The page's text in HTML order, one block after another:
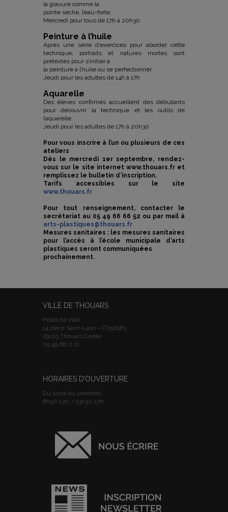
la gravure comme la
pointe sèche, l’eau-forte…
Mercredi pour tous de 17h à 20h30
Peinture à l’huile
Après une série d’exercices pour aborder cette
technique, portraits et natures mortes sont
prétextes pour s’initier à
la peinture à l’huile ou se perfectionner.
Jeudi pour les adultes de 14h à 17h
Aquarelle
Des élèves confirmés accueillent des débutants
pour découvrir la technique et les outils de
l’aquarelle.
Jeudi pour les adultes de 17h à 20h30
Pour vous inscrire à l’un ou plusieurs de ces
ateliers
Dès le mercredi 1er septembre, rendez-
vous sur le site internet www.thouars.fr et
remplissez le bulletin d’inscription.
Tarifs accessibles sur le site
www.thouars.fr
Pour tout renseignement, contacter le
secrétariat au 05 49 66 66 52 ou par mail à
arts-plastiques@thouars.fr
Mesures sanitaires : les mesures sanitaires
pour l’accès à l’école municipale d’arts
plastiques seront communiquées
prochainement.
VILLE DE THOUARS
Hôtel de Ville
14 place Saint-Laon – CS50183
79103 Thouars Cedex
05.49.68.11.11
HORAIRES D’OUVERTURE
Du lundi au vendredi :
8h30-12h / 13h30-17h